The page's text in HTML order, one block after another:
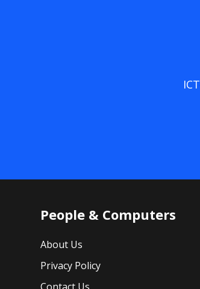
People & Computers
About Us
Privacy Policy